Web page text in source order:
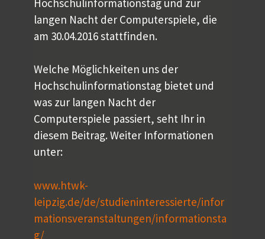
langen Nacht der Computerspiele, die
am 30.04.2016 stattfinden.
Welche Möglichkeiten uns der
Hochschulinformationstag bietet und
was zur langen Nacht der
Computerspiele passiert, seht Ihr in
diesem Beitrag. Weiter Informationen
unter:
www.htwk-
leipzig.de/de/studieninteressierte/infor
mationsveranstaltungen/informationsta
g/